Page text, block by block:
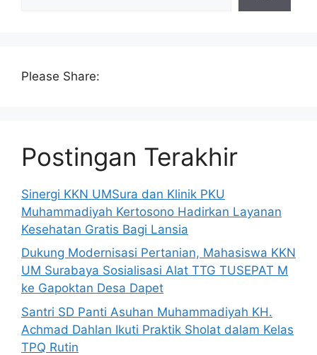
Please Share:
Postingan Terakhir
Sinergi KKN UMSura dan Klinik PKU
Muhammadiyah Kertosono Hadirkan Layanan
Kesehatan Gratis Bagi Lansia
Dukung Modernisasi Pertanian, Mahasiswa KKN
UM Surabaya Sosialisasi Alat TTG TUSEPAT M
ke Gapoktan Desa Dapet
Santri SD Panti Asuhan Muhammadiyah KH.
Achmad Dahlan Ikuti Praktik Sholat dalam Kelas
TPQ Rutin